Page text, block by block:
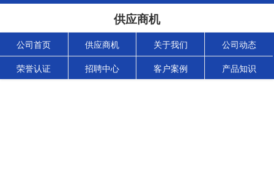
供应商机
公司首页 供应商机 关于我们 公司动态
荣誉认证 招聘中心 客户案例 产品知识